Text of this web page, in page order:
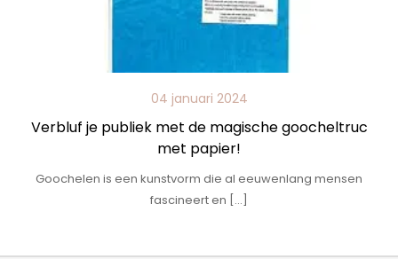
04 januari 2024
Verbluf je publiek met de magische goocheltruc
met papier!
Goochelen is een kunstvorm die al eeuwenlang mensen
fascineert en […]